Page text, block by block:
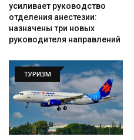
усиливает руководство
отделения анестезии:
назначены три новых
руководителя направлений
ТУРИЗМ